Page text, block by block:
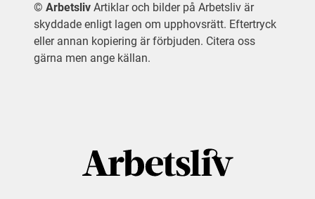
© Arbetsliv Artiklar och bilder på Arbetsliv är
skyddade enligt lagen om upphovsrätt. Eftertryck
eller annan kopiering är förbjuden. Citera oss
gärna men ange källan.